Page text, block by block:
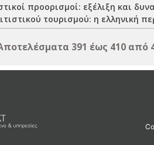
προορισμοί: εξέλιξη και
τουρισμού: η ελληνική
391 έως 410 από